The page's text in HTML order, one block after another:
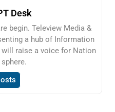
Desk
begin. Teleview Media &
a hub of Information
raise a voice for Nation